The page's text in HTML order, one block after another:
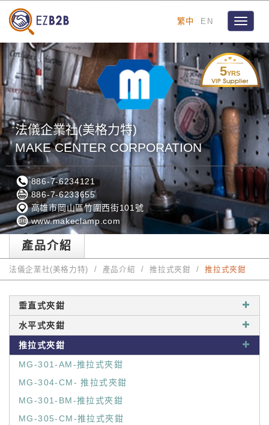
繁中 EN
Toggle
5YRS
法儀企業社(美格力特)
MAKE CENTER CORPORATION
886-7-6234121
886-7-6233655
高雄市岡山區竹圍西街101號
www.makeclamp.com
產品介紹
法儀企業社(美格力特) 產品介紹 推拉式夾鉗 推拉式夾鉗
垂直式夾鉗
水平式夾鉗
推拉式夾鉗
MG-301-AM-推拉式夾鉗
MG-304-CM- 推拉式夾鉗
MG-301-BM-推拉式夾鉗
MG-305-CM-推拉式夾鉗